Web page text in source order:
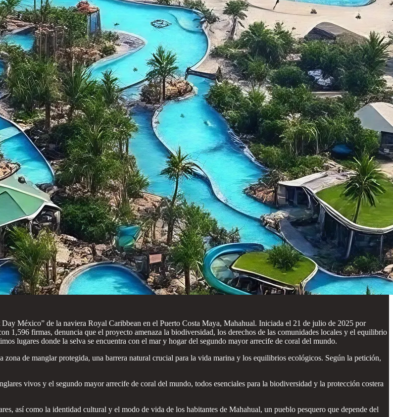
México” de la naviera Royal Caribbean en el Puerto Costa Maya, Mahahual. Iniciada el 21 de julio de 2025 por
1,596 firmas, denuncia que el proyecto amenaza la biodiversidad, los derechos de las comunidades locales y el equilibrio
lugares donde la selva se encuentra con el mar y hogar del segundo mayor arrecife de coral del mundo.
de manglar protegida, una barrera natural crucial para la vida marina y los equilibrios ecológicos. Según la petición,
vivos y el segundo mayor arrecife de coral del mundo, todos esenciales para la biodiversidad y la protección costera
así como la identidad cultural y el modo de vida de los habitantes de Mahahual, un pueblo pesquero que depende del